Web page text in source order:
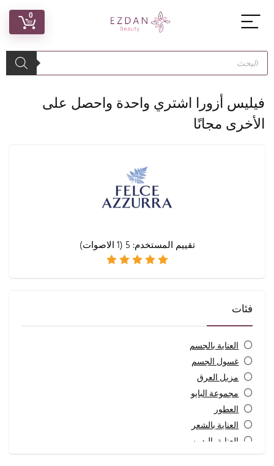
0
فيليس أزورا اشتري واحدة واحصل على
الأخرى مجانًا
تقييم المستخدم: 5
(
1الاصوات)
فئات
العناية بالجسم
غسول الجسم
مزيل العرق
مجموعة البايو
العطور
العناية بالشعر
العناية باليدين
غسول للمناطق الحساسة